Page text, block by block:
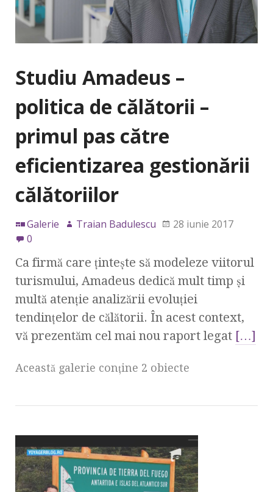
Studiu Amadeus –
politica de călătorii –
primul pas către
eficientizarea gestionării
călătoriilor
Galerie Traian Badulescu
28 iunie 2017
0
Ca firmă care țintește să modeleze viitorul
turismului, Amadeus dedică mult timp și
multă atenție analizării evoluției
tendințelor de călătorii. În acest context,
vă prezentăm cel mai nou raport legat […]
Această galerie conţine 2 obiecte